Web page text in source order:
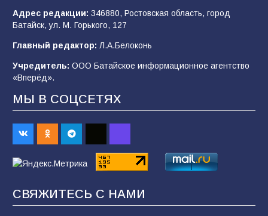
В детском саду № 35 дети освоили
строительные профессии в ходе
спортивного праздника
90
Командовал боем до последнего: герой
Евгений Остапенко
05.08.2026
Батайчане вышли в финал Всероссийского
конкурса «Большая перемена»
Адрес редакции: 346880, Ростовская область, город
Батайск, ул. М. Горького, 127
Главный редактор: Л.А.Белоконь
Учредитель: ООО Батайское информационное агентство
«Вперёд».
МЫ В СОЦСЕТЯХ
СВЯЖИТЕСЬ С НАМИ